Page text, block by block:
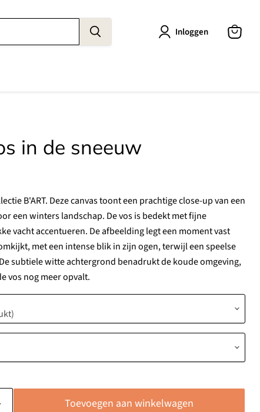
Inloggen
in de sneeuw
B'ART. Deze canvas toont een prachtige close-up van een
een winters landschap. De vos is bedekt met fijne
vacht accentueren. De afbeelding legt een moment vast
met een intense blik in zijn ogen, terwijl een speelse
subtiele witte achtergrond benadrukt de koude omgeving,
vos nog meer opvalt.
Toevoegen aan winkelwagen